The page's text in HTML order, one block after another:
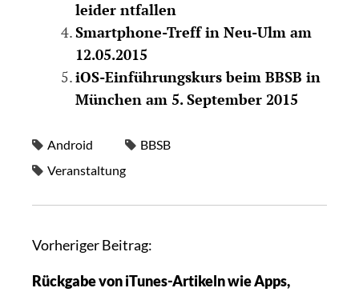
leider ntfallen
Smartphone-Treff in Neu-Ulm am
12.05.2015
iOS-Einführungskurs beim BBSB in
München am 5. September 2015
Android
BBSB
Veranstaltung
Vorheriger Beitrag:
Rückgabe von iTunes-Artikeln wie Apps,